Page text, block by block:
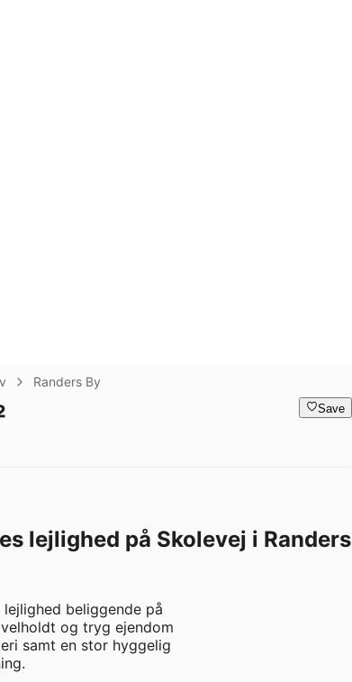
Randers By
Save
lejlighed på Skolevej i Randers
beliggende på
og tryg ejendom
samt en stor hyggelig